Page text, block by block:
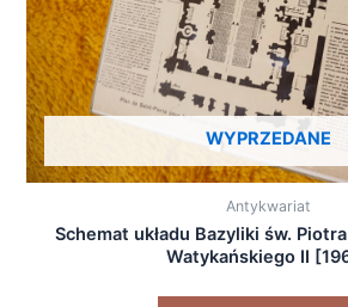
WYPRZEDANE
Antykwariat
Schemat układu Bazyliki św.
Watykańskiego II